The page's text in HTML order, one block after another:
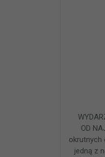
OD
okrutnych
jedną z